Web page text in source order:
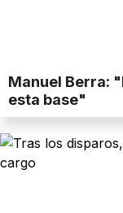
Manuel Berra:
esta base"